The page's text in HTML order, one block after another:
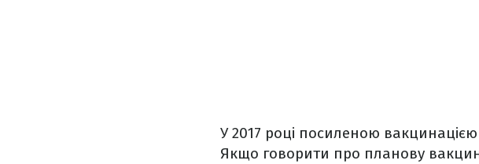
У 2017 році посиленою
Якщо говорити про планову